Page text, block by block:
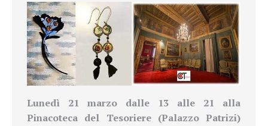
Lunedì 21 marzo dalle 13 alle 21 alla
Pinacoteca del Tesoriere (Palazzo Patrizi)